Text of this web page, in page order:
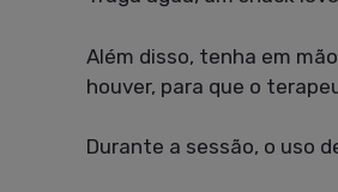
Além disso, tenha em
houver, para que o
Durante a sessão, o uso